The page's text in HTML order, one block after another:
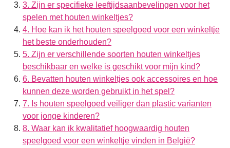
3. Zijn er specifieke leeftijdsaanbevelingen voor het
spelen met houten winkeltjes?
4. Hoe kan ik het houten speelgoed voor een winkeltje
het beste onderhouden?
5. Zijn er verschillende soorten houten winkeltjes
beschikbaar en welke is geschikt voor mijn kind?
6. Bevatten houten winkeltjes ook accessoires en hoe
kunnen deze worden gebruikt in het spel?
7. Is houten speelgoed veiliger dan plastic varianten
voor jonge kinderen?
8. Waar kan ik kwalitatief hoogwaardig houten
speelgoed voor een winkeltje vinden in België?